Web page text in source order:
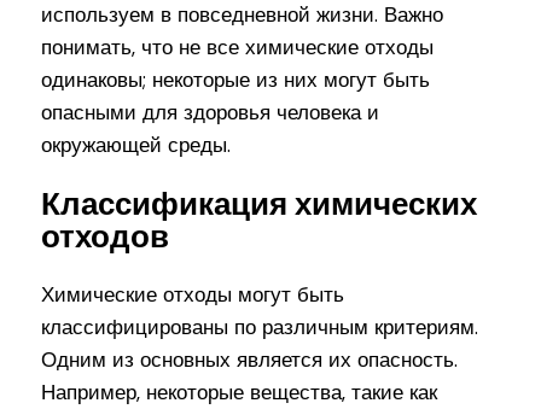
используем в повседневной жизни. Важно
понимать, что не все химические отходы
одинаковы; некоторые из них могут быть
опасными для здоровья человека и
окружающей среды.
Классификация химических
отходов
Химические отходы могут быть
классифицированы по различным критериям.
Одним из основных является их опасность.
Например, некоторые вещества, такие как